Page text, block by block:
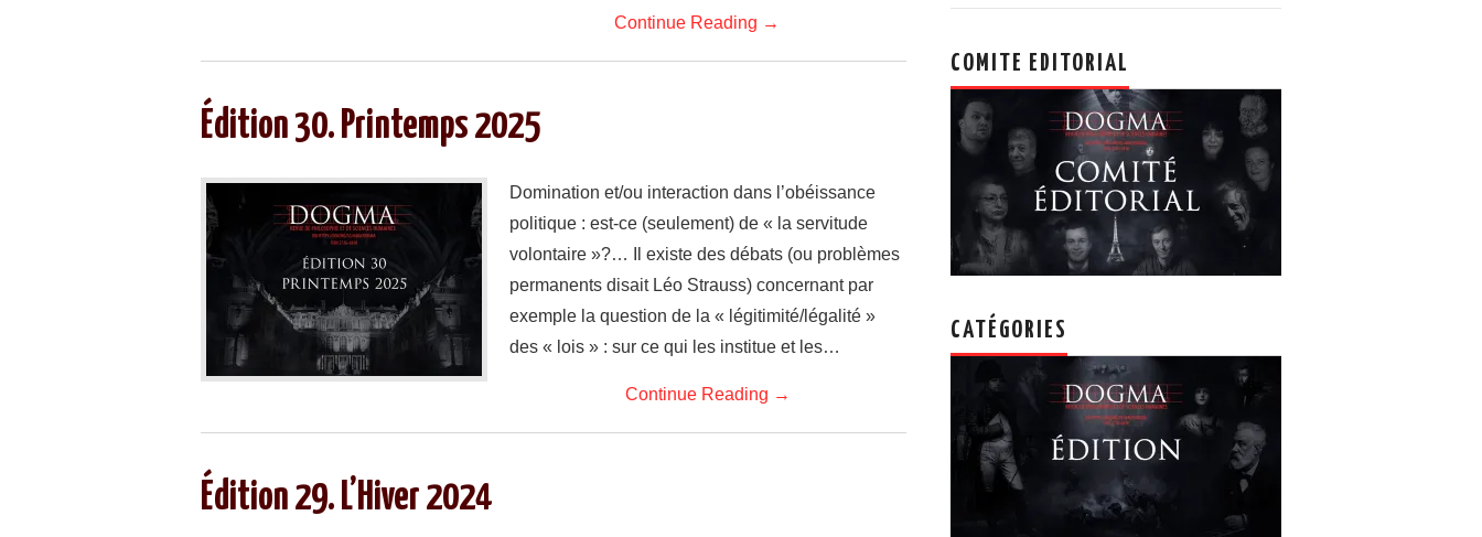
Continue Reading →
Édition 30. Printemps 2025
Domination et/ou interaction dans l’obéissance
politique : est-ce (seulement) de « la servitude
volontaire »?… Il existe des débats (ou problèmes
permanents disait Léo Strauss) concernant par
exemple la question de la « légitimité/légalité »
des « lois » : sur ce qui les institue et les…
Continue Reading →
Édition 29. L’Hiver 2024
COMITE EDITORIAL
CATÉGORIES